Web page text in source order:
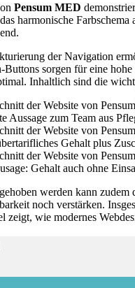
Pensum MED
harmonische
der Navigation
sorgen für eine
Inhaltlich sind die
Aussage zum Team aus
Gehalt plus
Gehalt auch ohne
werden kann
noch verstärken.
zeigt, wie modernes